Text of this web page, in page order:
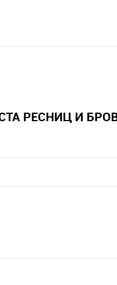
РЕСНИЦ И